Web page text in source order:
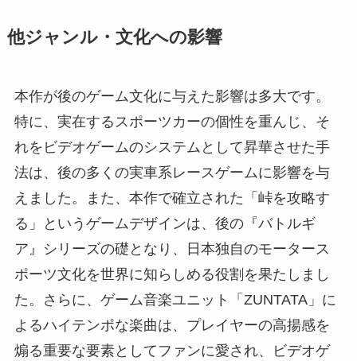
他ジャンル・文化への影響
本作が後のゲーム文化に与えた影響は多大です。
特に、実在するスポーツカーの個性を重んじ、そ
れをビデオゲームのシステムとして昇華させた手
法は、後の多くの実車系レースゲームに影響を与
えました。また、本作で確立された「峠を攻略す
る」というゲームデザインは、後の『バトルギ
ア』シリーズの礎となり、日本独自のモータース
ポーツ文化を世界に知らしめる役割を果たしまし
た。さらに、ゲーム音楽ユニット「ZUNTATA」に
よるハイテンポな楽曲は、プレイヤーの高揚感を
煽る重要な要素としてファンに愛され、ビデオゲ